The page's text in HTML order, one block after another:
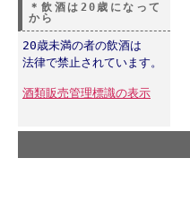
＊飲酒は20歳になって
から
20歳未満の者の飲酒は
法律で禁止されています。
酒類販売管理標識の表示